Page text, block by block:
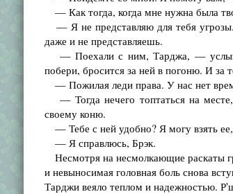
— Как тогда, когда мне нужна была
— Я не представляю для тебя
даже и не представляешь.
— Поехали с ним, Тарджа, —
побери, бросится за ней в погоню. И за
— Пожилая леди права. У нас нет
— Тогда нечего топтаться на
своему коню.
— Тебе с ней удобно? Я могу взять ее,
— Я справлюсь, Брэк.
Несмотря на несмолкающие раскаты
и невыносимая головная боль снова
Тарджи веяло теплом и надежностью.